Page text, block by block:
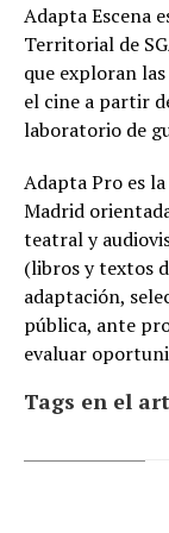
Adapta Escena
Territorial de
que exploran
el cine a partir
laboratorio de
Adapta Pro es
Madrid
teatral y
(libros y textos
adaptación,
pública, ante
evaluar
Tags en el